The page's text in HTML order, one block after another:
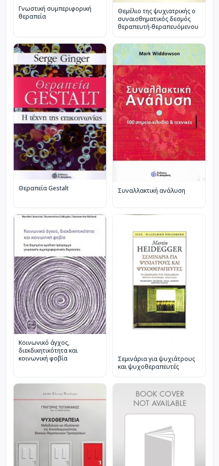
Γνωστική συμπεριφορική
θεραπεία
Θεμέλιο της ψυχιατρικής ο
συναισθηματικός δεσμός
θεραπευτή-θεραπευόμενου
Θεραπεία Gestalt Συναλλακτική ανάλυση
Κοινωνικό άγχος,
διεκδικητικότητα και
κοινωνική φοβία
Σεμινάρια για ψυχιάτρους
και ψυχοθεραπευτές